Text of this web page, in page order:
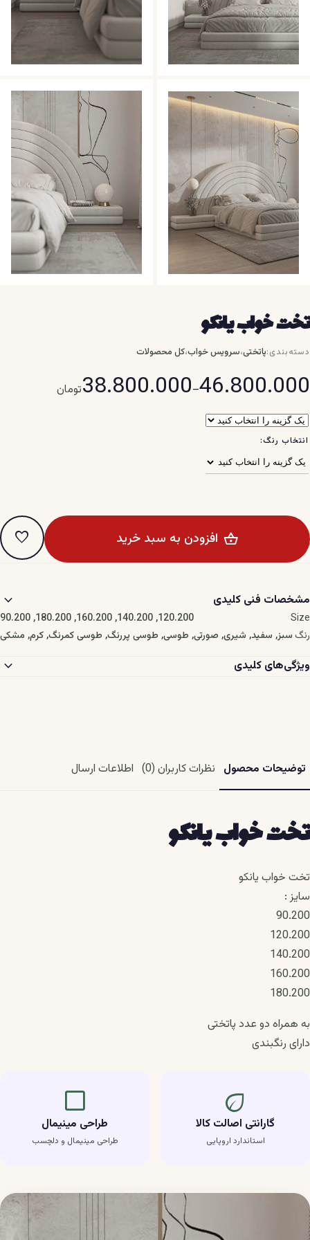
تخت خواب یانکو
دسته‌بندی:پاتختی،سرویس خواب،کل محصولات
46.800.000
–
38.800.000
Price
تومان38.800.000
through
تومان46.800.000
تومان
انتخاب رنگ:
افزودن به سبد خرید favorite
مشخصات فنی کلیدی expand_more
Size
120.200, 140.200, 160.200, 180.200, 90.200
رنگسبز, سفید, شیری, صورتی, طوسی, طوسی پررنگ, طوسی کمرنگ, کرم, مشکی
ویژگی‌های کلیدی expand_more
توضیحات محصول نظرات کاربران (0) اطلاعات ارسال
تخت خواب یانکو
تخت خواب یانکو
سایز :
90.200
120.200
140.200
160.200
180.200
به همراه دو عدد پاتختی
دارای رنگبندی
eco
گارانتی اصالت کالا
استاندارد اروپایی
crop_square
طراحی مینیمال
طراحی مینیمال و دلچسب